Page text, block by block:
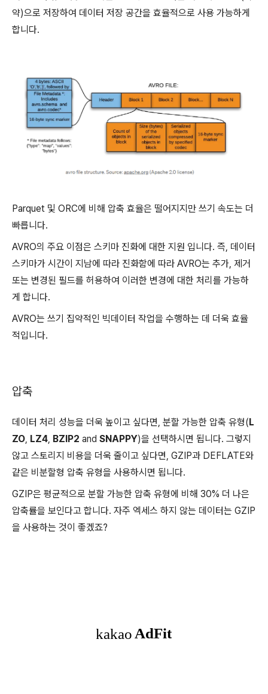
약)으로 저장하여 데이터 저장 공간을 효율적으로 사용 가능하게
합니다.
Parquet 및 ORC에 비해 압축 효율은 떨어지지만 쓰기 속도는 더
빠릅니다.
AVRO의 주요 이점은 스키마 진화에 대한 지원 입니다. 즉, 데이터
스키마가 시간이 지남에 따라 진화함에 따라 AVRO는 추가, 제거
또는 변경된 필드를 허용하여 이러한 변경에 대한 처리를 가능하
게 합니다.
AVRO는 쓰기 집약적인 빅데이터 작업을 수행하는 데 더욱 효율
적입니다.
압축
데이터 처리 성능을 더욱 높이고 싶다면, 분할 가능한 압축 유형(L
ZO, LZ4, BZIP2 and SNAPPY)을 선택하시면 됩니다. 그렇지
않고 스토리지 비용을 더욱 줄이고 싶다면, GZIP과 DEFLATE와
같은 비분할형 압축 유형을 사용하시면 됩니다.
GZIP은 평균적으로 분할 가능한 압축 유형에 비해 30% 더 나은
압축률을 보인다고 합니다. 자주 엑세스 하지 않는 데이터는 GZIP
을 사용하는 것이 좋겠죠?